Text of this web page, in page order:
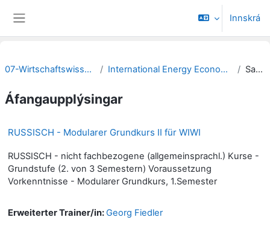
Innskrá
07-Wirtschaftswissenschaftliche Fakultät International Energy Economics & Business Administration Samantekt
Áfangaupplýsingar
RUSSISCH - Modularer Grundkurs II für WIWI
RUSSISCH - nicht fachbezogene (allgemeinsprachl.) Kurse -
Grundstufe (2. von 3 Semestern) Voraussetzung
Vorkenntnisse - Modularer Grundkurs, 1.Semester
Erweiterter Trainer/in:Georg Fiedler